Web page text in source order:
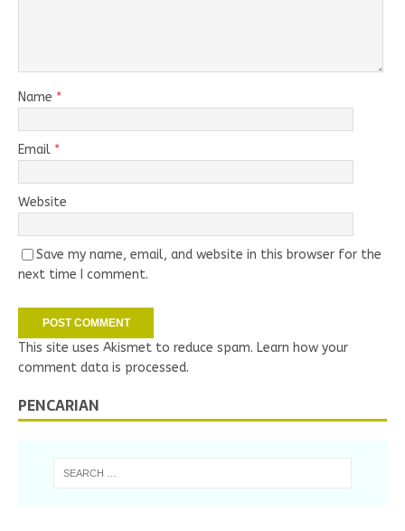
Name *
Email *
Website
Save my name, email, and website in this browser for the
next time I comment.
This site uses Akismet to reduce spam. Learn how your
comment data is processed.
PENCARIAN